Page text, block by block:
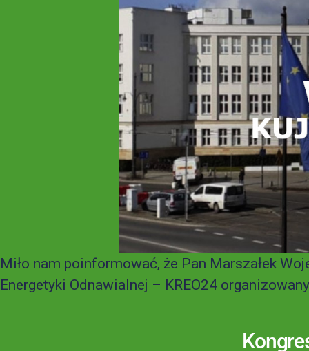
Miło nam poinformować, że Pan Marszałek
Energetyki Odnawialnej – KREO24